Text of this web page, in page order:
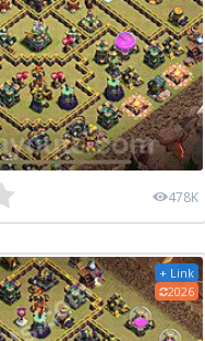
478K
+ Link
2026